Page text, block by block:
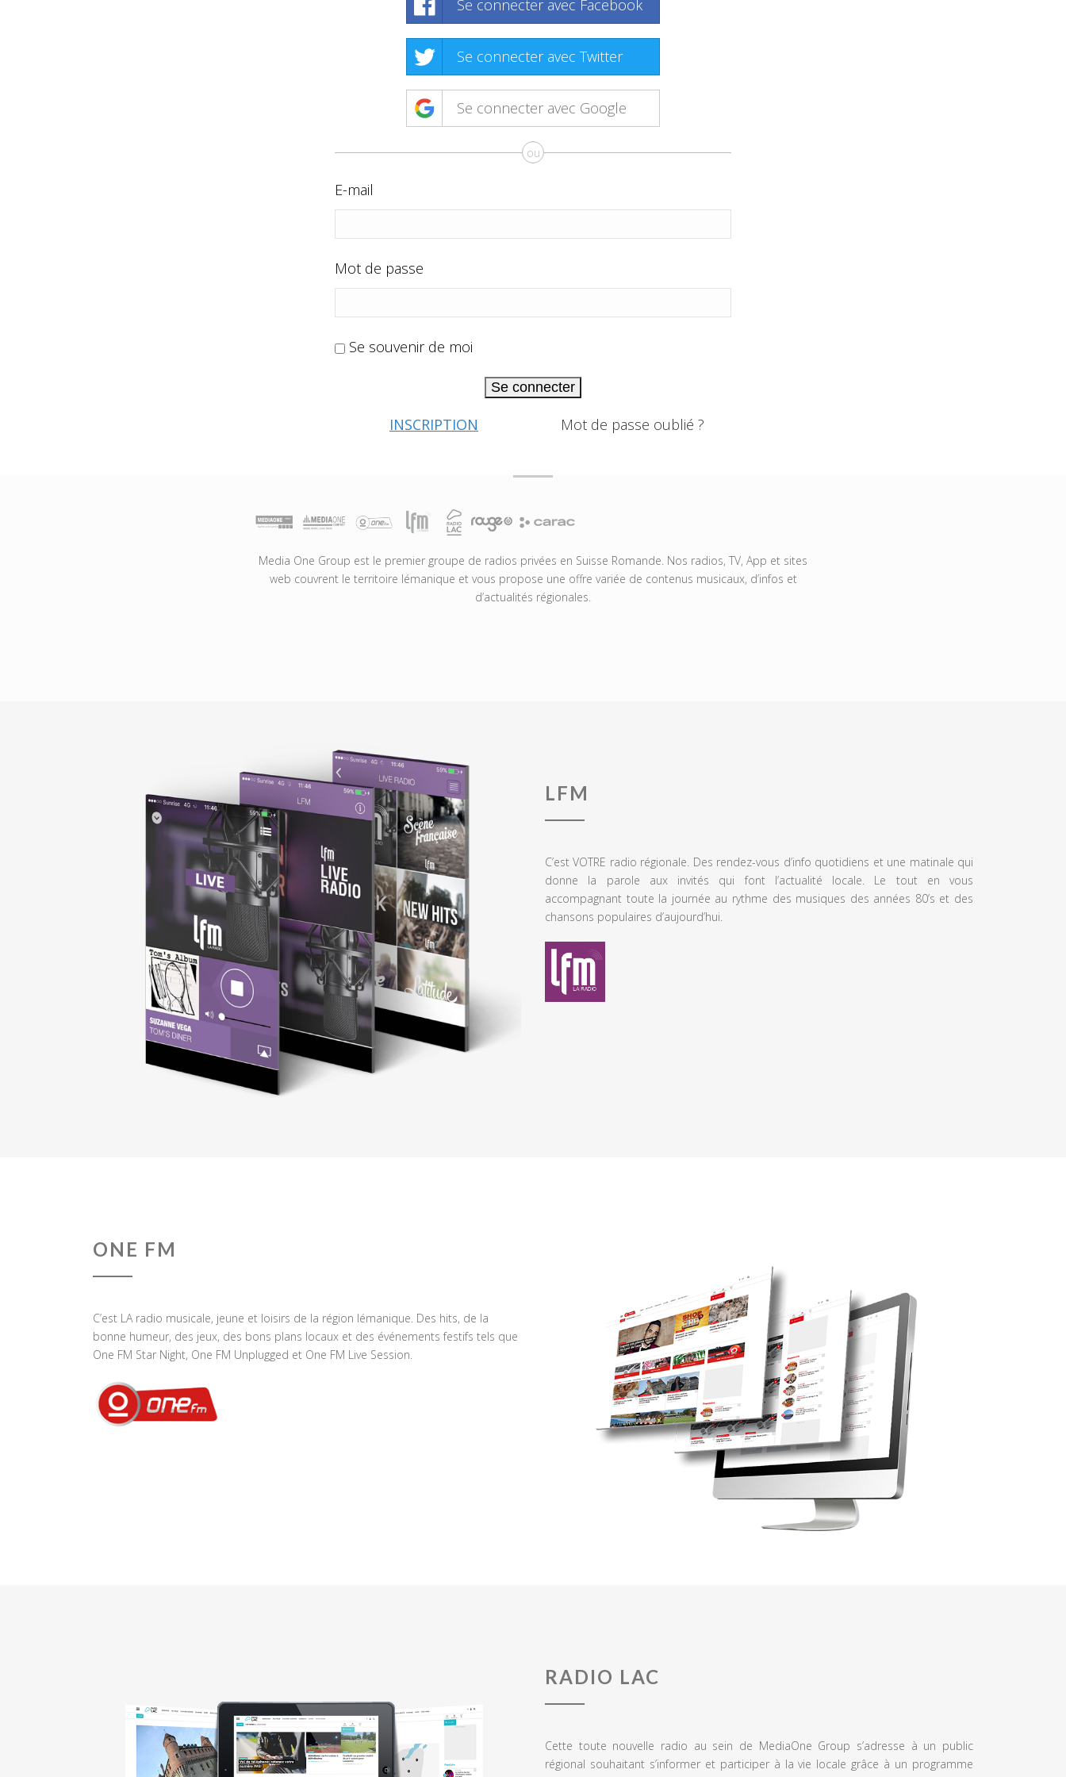
Se connecter avec Facebook
Se connecter avec Twitter
Se connecter avec Google
ou
E-mail
Mot de passe
Se souvenir de moi
Se connecter
INSCRIPTION Mot de passe oublié ?
Media One Group est le premier groupe de radios privées en Suisse Romande. Nos radios, TV, App et sites
web couvrent le territoire lémanique et vous propose une offre variée de contenus musicaux, d’infos et
d’actualités régionales.
LFM
C’est VOTRE radio régionale. Des rendez-vous d’info quotidiens et une matinale qui
donne la parole aux invités qui font l’actualité locale. Le tout en vous
accompagnant toute la journée au rythme des musiques des années 80’s et des
chansons populaires d’aujourd’hui.
ONE FM
C’est LA radio musicale, jeune et loisirs de la région lémanique. Des hits, de la
bonne humeur, des jeux, des bons plans locaux et des événements festifs tels que
One FM Star Night, One FM Unplugged et One FM Live Session.
RADIO LAC
Cette toute nouvelle radio au sein de MediaOne Group s’adresse à un public
régional souhaitant s’informer et participer à la vie locale grâce à un programme